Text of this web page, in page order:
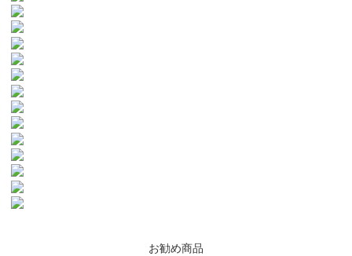
お勧め商品